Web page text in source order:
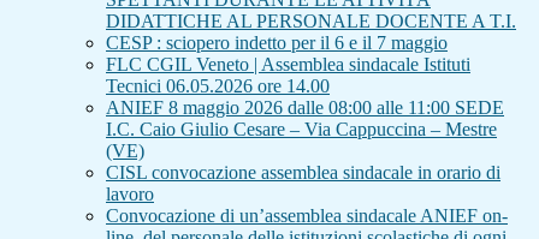
DIDATTICHE AL PERSONALE DOCENTE A T.I.
CESP : sciopero indetto per il 6 e il 7 maggio
FLC CGIL Veneto | Assemblea sindacale Istituti
Tecnici 06.05.2026 ore 14.00
ANIEF 8 maggio 2026 dalle 08:00 alle 11:00 SEDE
I.C. Caio Giulio Cesare – Via Cappuccina – Mestre
(VE)
CISL convocazione assemblea sindacale in orario di
lavoro
Convocazione di un’assemblea sindacale ANIEF on-